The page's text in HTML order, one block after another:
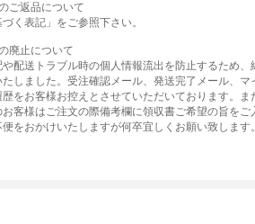
ご返品について
づく表記」をご参照下さい。
廃止について
や配送トラブル時の個人情報流出を防止するため、
たしました。受注確認メール、発送完了メール、マ
歴をお客様お控えとさせていただいております。ま
客様はご注文の際備考欄に領収書ご希望の旨をご
をおかけいたしますが何卒宜しくお願い致します。